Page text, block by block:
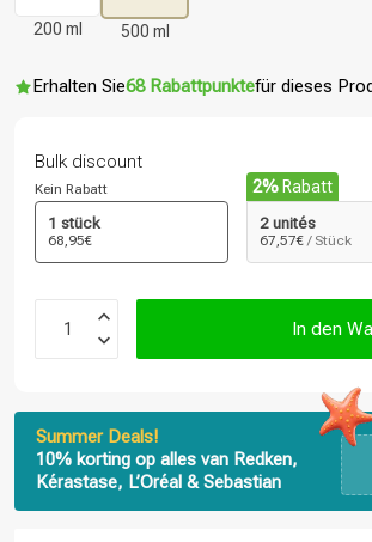
200 ml 500 ml
Erhalten Sie68 Rabattpunktefür dieses
Bulk discount
Kein Rabatt
1 stück
68,95€
2% Rabatt
2 unités
67,57€ / Stück
In den
Summer Deals!
10% korting op alles van Redken,
Kérastase, L’Oréal & Sebastian